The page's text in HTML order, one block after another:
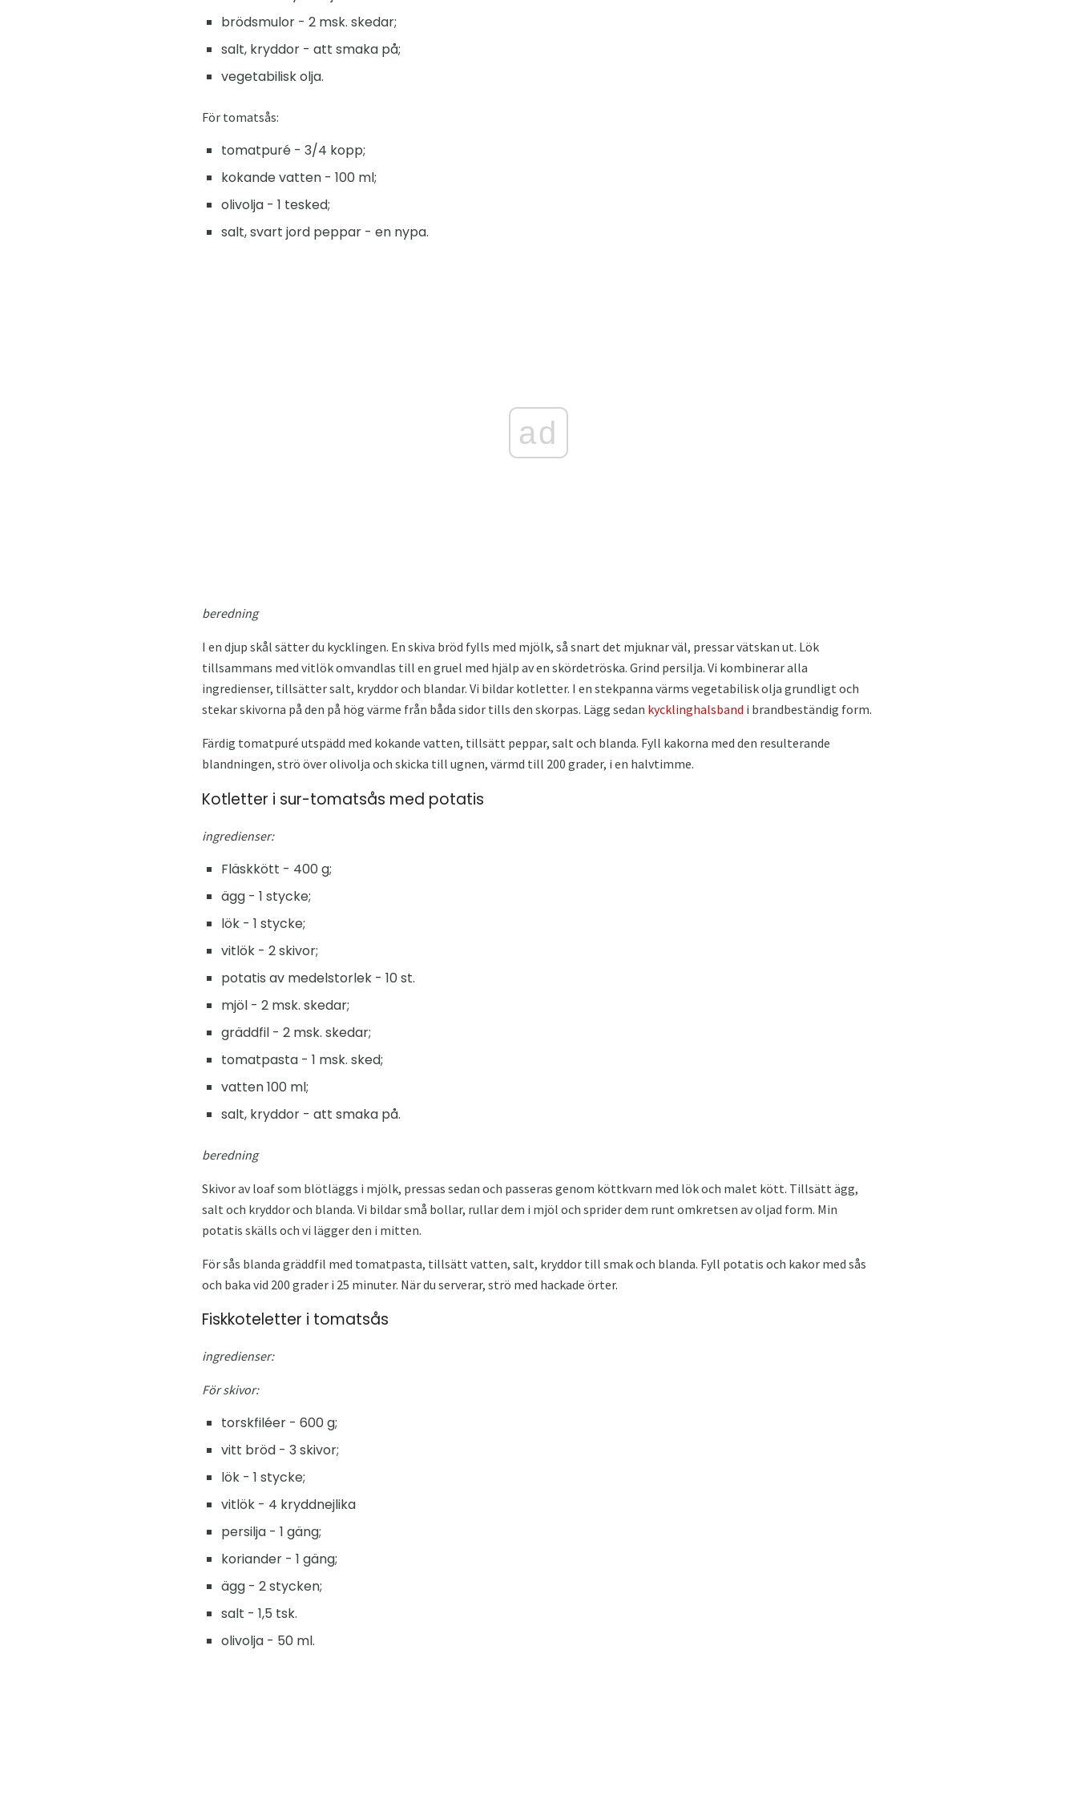
brödsmulor - 2 msk. skedar;
salt, kryddor - att smaka på;
vegetabilisk olja.
För tomatsås:
tomatpuré - 3/4 kopp;
kokande vatten - 100 ml;
olivolja - 1 tesked;
salt, svart jord peppar - en nypa.
ad
beredning
I en djup skål sätter du kycklingen. En skiva bröd fylls med mjölk, så snart det mjuknar väl, pressar vätskan ut. Lök
tillsammans med vitlök omvandlas till en gruel med hjälp av en skördetröska. Grind persilja. Vi kombinerar alla
ingredienser, tillsätter salt, kryddor och blandar. Vi bildar kotletter. I en stekpanna värms vegetabilisk olja grundligt och
stekar skivorna på den på hög värme från båda sidor tills den skorpas. Lägg sedan kycklinghalsband i brandbeständig form.
Färdig tomatpuré utspädd med kokande vatten, tillsätt peppar, salt och blanda. Fyll kakorna med den resulterande
blandningen, strö över olivolja och skicka till ugnen, värmd till 200 grader, i en halvtimme.
Kotletter i sur-tomatsås med potatis
ingredienser:
Fläskkött - 400 g;
ägg - 1 stycke;
lök - 1 stycke;
vitlök - 2 skivor;
potatis av medelstorlek - 10 st.
mjöl - 2 msk. skedar;
gräddfil - 2 msk. skedar;
tomatpasta - 1 msk. sked;
vatten 100 ml;
salt, kryddor - att smaka på.
beredning
Skivor av loaf som blötläggs i mjölk, pressas sedan och passeras genom köttkvarn med lök och malet kött. Tillsätt ägg,
salt och kryddor och blanda. Vi bildar små bollar, rullar dem i mjöl och sprider dem runt omkretsen av oljad form. Min
potatis skälls och vi lägger den i mitten.
För sås blanda gräddfil med tomatpasta, tillsätt vatten, salt, kryddor till smak och blanda. Fyll potatis och kakor med sås
och baka vid 200 grader i 25 minuter. När du serverar, strö med hackade örter.
Fiskkoteletter i tomatsås
ingredienser:
För skivor:
torskfiléer - 600 g;
vitt bröd - 3 skivor;
lök - 1 stycke;
vitlök - 4 kryddnejlika
persilja - 1 gäng;
koriander - 1 gäng;
ägg - 2 stycken;
salt - 1,5 tsk.
olivolja - 50 ml.